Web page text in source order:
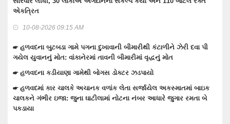
10-08-2026 09:37 AM
☛ વાંકાનેર બાઉન્ડ્રી નજીકથી 1.93 કરોડનો દારૂ-બિયર ભરેલ ટ્રક
☛ તેરા તુજકો અર્પણ: વાંકાનેર સિટી પોલીસે રોકડ, મોબાઈલ અને બાઇક
સહિત લાખોનો મુદામાલ અરજદારોને પરત કર્યો
☛ વાંકાનેરના ગુંદાખડા ગામે રેતી ભરેલા ટ્રક ઉપર ચડીને કામ કરતા યુવાનને
ઇલેક્ટ્રીક શોટ લાગતા મોત